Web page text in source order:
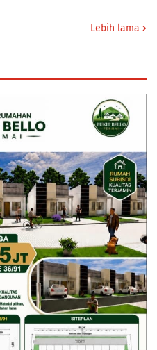
Lebih lama